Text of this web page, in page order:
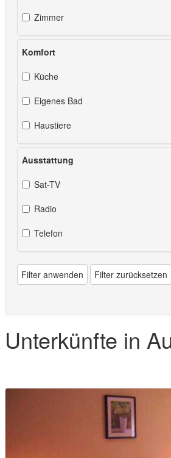
Zimmer
Komfort
Küche
Eigenes Bad
Haustiere
Ausstattung
Sat-TV
Radio
Telefon
Filter anwenden Filter zurücksetzen
Unterkünfte in